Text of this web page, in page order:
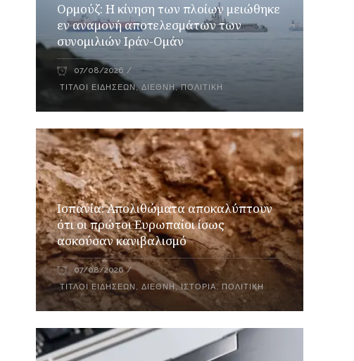
Ορμούζ: Η κίνηση των πλοίων μειώθηκε
εν αναμονή αποτελεσμάτων των
συνομιλιών Ιράν-Ομάν
07/08/2026
ΤΊΤΛΟΙ ΕΙΔΉΣΕΩΝ,ΔΙΕΘΝΉ,ΠΟΛΙΤΙΚΉ
Ισπανία: Απολιθώματα αποκαλύπτουν
ότι οι πρώτοι Ευρωπαίοι ίσως
ασκούσαν κανιβαλισμό
07/08/2026
ΤΊΤΛΟΙ ΕΙΔΉΣΕΩΝ ,ΔΙΕΘΝΉ,ΙΣΤΟΡΊΑ, ΠΟΛΙΤΙΚΉ